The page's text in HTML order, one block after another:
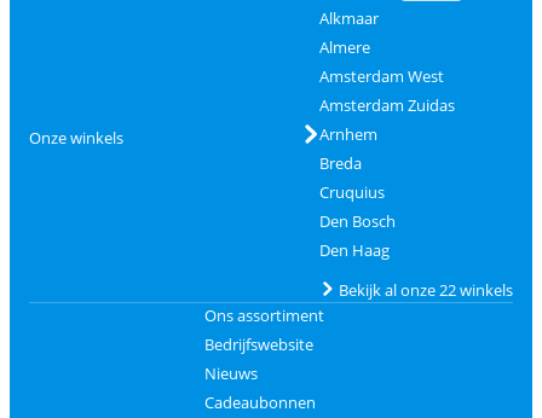
Onze winkels
Alkmaar
Almere
Amsterdam West
Amsterdam Zuidas
Arnhem
Breda
Cruquius
Den Bosch
Den Haag
Bekijk al onze 22 winkels
Ons assortiment
Bedrijfswebsite
Nieuws
Cadeaubonnen